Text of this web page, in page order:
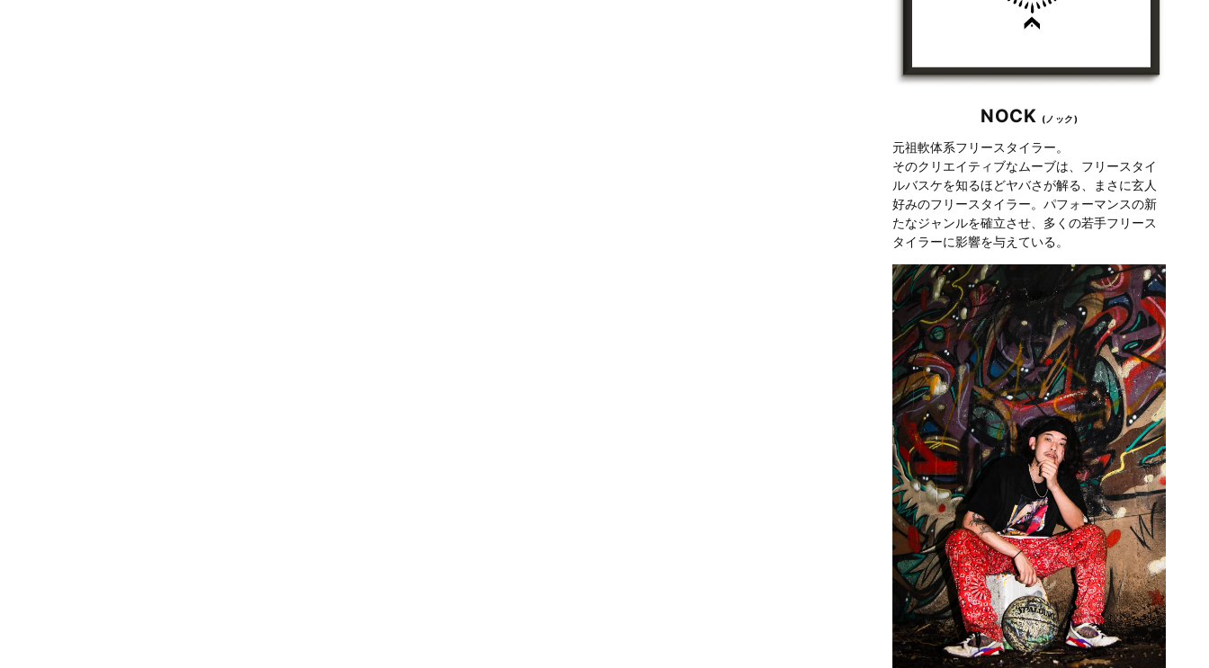
NOCK (ノック)
元祖軟体系フリースタイラー。
そのクリエイティブなムーブは、フリースタイ
ルバスケを知るほどヤバさが解る、まさに玄人
好みのフリースタイラー。パフォーマンスの新
たなジャンルを確立させ、多くの若手フリース
タイラーに影響を与えている。